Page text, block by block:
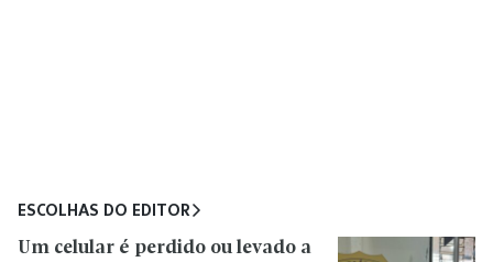
ESCOLHAS DO EDITOR
Um celular é perdido ou levado a